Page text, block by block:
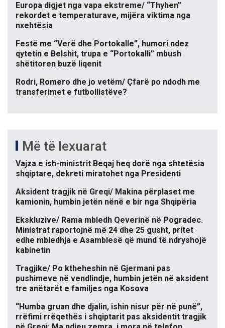
Europa digjet nga vapa ekstreme/ “Thyhen”
rekordet e temperaturave, mijëra viktima nga
nxehtësia
Festë me “Verë dhe Portokalle”, humori ndez
qytetin e Belshit, trupa e “Portokalli” mbush
shëtitoren buzë liqenit
Rodri, Romero dhe jo vetëm/ Çfarë po ndodh me
transferimet e futbollistëve?
Më të lexuarat
Vajza e ish-ministrit Beqaj heq dorë nga shtetësia
shqiptare, dekreti miratohet nga Presidenti
Aksident tragjik në Greqi/ Makina përplaset me
kamionin, humbin jetën nënë e bir nga Shqipëria
Ekskluzive/ Rama mbledh Qeverinë në Pogradec.
Ministrat raportojnë më 24 dhe 25 gusht, pritet
edhe mbledhja e Asamblesë që mund të ndryshojë
kabinetin
Tragjike/ Po ktheheshin në Gjermani pas
pushimeve në vendlindje, humbin jetën në aksident
tre anëtarët e familjes nga Kosova
“Humba gruan dhe djalin, ishin nisur për në punë”,
rrëfimi rrëqethës i shqiptarit pas aksidentit tragjik